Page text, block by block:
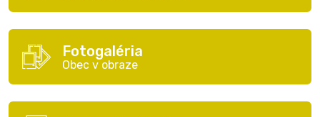
Fotogaléria
Obec v obraze